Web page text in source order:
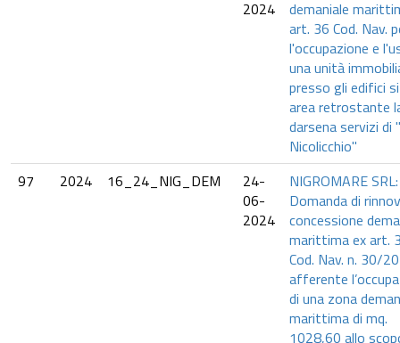
2024
demaniale
art. 36 Cod. Nav.
l'occupazione e
una unità
presso gli edifici
area retrostante
darsena servizi di
Nicolicchio"
97
2024 16_24_NIG_DEM
24-
06-
2024
NIGROMARE SRL:
Domanda di
concessione
marittima ex art.
Cod. Nav. n. 30/
afferente
di una zona
marittima di mq.
1028,60 allo